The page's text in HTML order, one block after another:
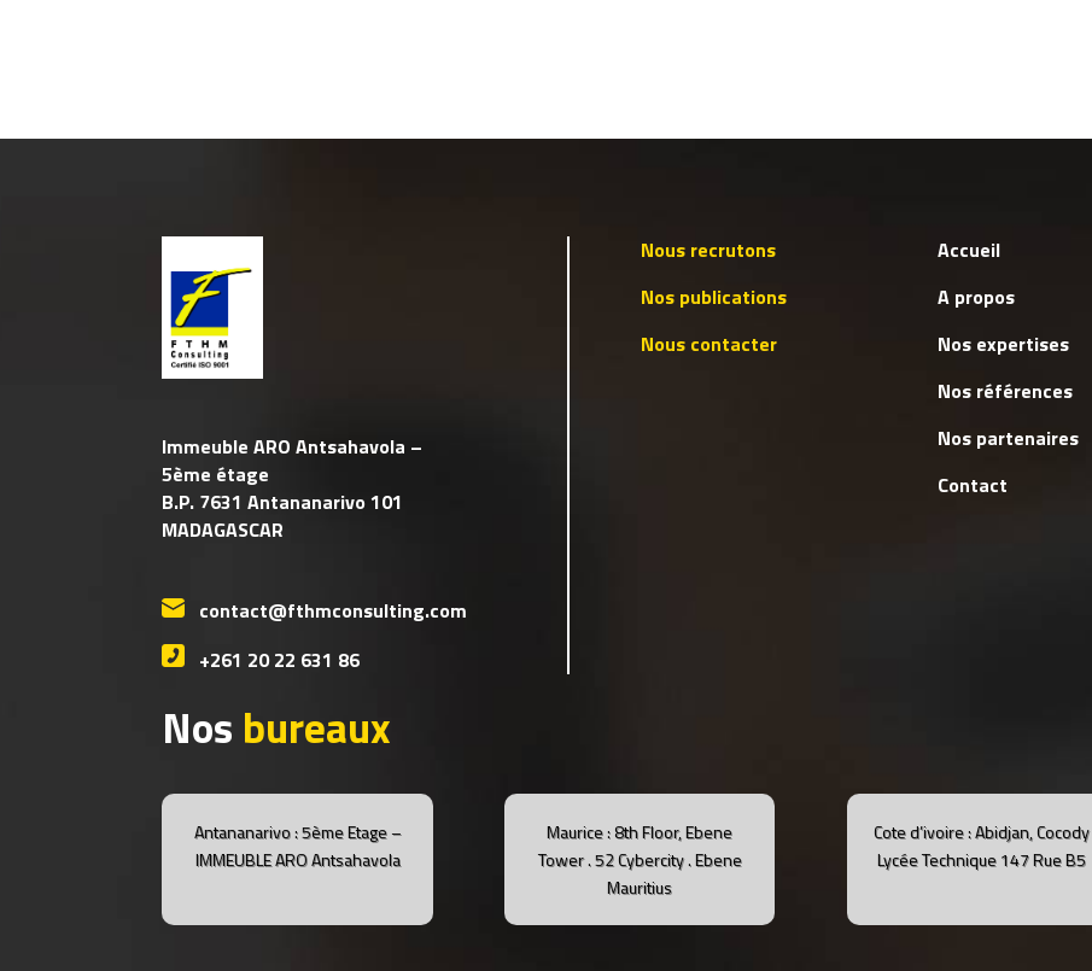
Immeuble ARO Antsahavola –
5ème étage
B.P. 7631 Antananarivo 101
MADAGASCAR
contact@fthmconsulting.com
+261 20 22 631 86
Nous recrutons
Nos publications
Nous contacter
Accueil
A propos
Nos expertises
Nos références
Nos partenaires
Contact
Nos bureaux
Antananarivo : 5ème Etage –
IMMEUBLE ARO Antsahavola
Maurice : 8th Floor, Ebene
Tower .52 Cybercity .Ebene
Mauritius
Cote d’ivoire : Abidjan, Cocody
Lycée Technique 147 Rue B5